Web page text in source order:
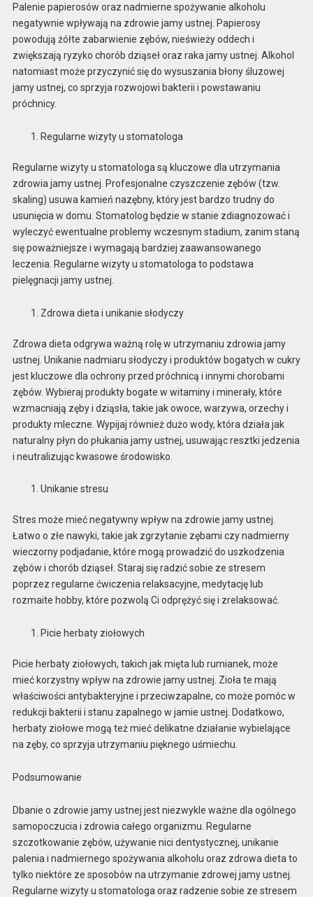
Palenie papierosów oraz nadmierne spożywanie alkoholu
negatywnie wpływają na zdrowie jamy ustnej. Papierosy
powodują żółte zabarwienie zębów, nieświeży oddech i
zwiększają ryzyko chorób dziąseł oraz raka jamy ustnej. Alkohol
natomiast może przyczynić się do wysuszania błony śluzowej
jamy ustnej, co sprzyja rozwojowi bakterii i powstawaniu
próchnicy.
Regularne wizyty u stomatologa
Regularne wizyty u stomatologa są kluczowe dla utrzymania
zdrowia jamy ustnej. Profesjonalne czyszczenie zębów (tzw.
skaling) usuwa kamień nazębny, który jest bardzo trudny do
usunięcia w domu. Stomatolog będzie w stanie zdiagnozować i
wyleczyć ewentualne problemy wczesnym stadium, zanim staną
się poważniejsze i wymagają bardziej zaawansowanego
leczenia. Regularne wizyty u stomatologa to podstawa
pielęgnacji jamy ustnej.
Zdrowa dieta i unikanie słodyczy
Zdrowa dieta odgrywa ważną rolę w utrzymaniu zdrowia jamy
ustnej. Unikanie nadmiaru słodyczy i produktów bogatych w cukry
jest kluczowe dla ochrony przed próchnicą i innymi chorobami
zębów. Wybieraj produkty bogate w witaminy i minerały, które
wzmacniają zęby i dziąsła, takie jak owoce, warzywa, orzechy i
produkty mleczne. Wypijaj również dużo wody, która działa jak
naturalny płyn do płukania jamy ustnej, usuwając resztki jedzenia
i neutralizując kwasowe środowisko.
Unikanie stresu
Stres może mieć negatywny wpływ na zdrowie jamy ustnej.
Łatwo o złe nawyki, takie jak zgrzytanie zębami czy nadmierny
wieczorny podjadanie, które mogą prowadzić do uszkodzenia
zębów i chorób dziąseł. Staraj się radzić sobie ze stresem
poprzez regularne ćwiczenia relaksacyjne, medytację lub
rozmaite hobby, które pozwolą Ci odprężyć się i zrelaksować.
Picie herbaty ziołowych
Picie herbaty ziołowych, takich jak mięta lub rumianek, może
mieć korzystny wpływ na zdrowie jamy ustnej. Zioła te mają
właściwości antybakteryjne i przeciwzapalne, co może pomóc w
redukcji bakterii i stanu zapalnego w jamie ustnej. Dodatkowo,
herbaty ziołowe mogą też mieć delikatne działanie wybielające
na zęby, co sprzyja utrzymaniu pięknego uśmiechu.
Podsumowanie
Dbanie o zdrowie jamy ustnej jest niezwykle ważne dla ogólnego
samopoczucia i zdrowia całego organizmu. Regularne
szczotkowanie zębów, używanie nici dentystycznej, unikanie
palenia i nadmiernego spożywania alkoholu oraz zdrowa dieta to
tylko niektóre ze sposobów na utrzymanie zdrowej jamy ustnej.
Regularne wizyty u stomatologa oraz radzenie sobie ze stresem